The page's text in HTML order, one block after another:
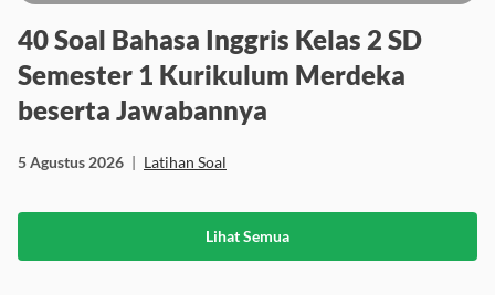
40 Soal Bahasa Inggris Kelas 2 SD
Semester 1 Kurikulum Merdeka
beserta Jawabannya
5 Agustus 2026 Latihan Soal
Lihat Semua